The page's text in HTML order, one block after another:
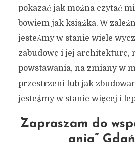
pokazać jak można czytać
bowiem jak książka. W
jesteśmy w stanie wiele
zabudowę i jej architekturę,
powstawania, na zmiany w
przestrzeni lub jak
jesteśmy w stanie więcej i
Zapraszam do